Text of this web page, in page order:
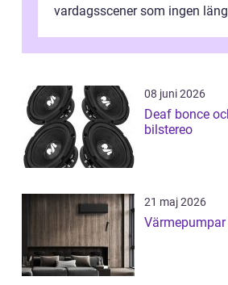
vardagsscener som ingen
08 juni 2026
Deaf bonce
bilstereo
21 maj 2026